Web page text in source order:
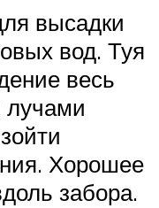
высадки
вод. Туя
весь
лучами
Хорошее
забора.